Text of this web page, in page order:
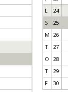
L
24
S
25
M 26
T
27
O
28
T
29
F
30